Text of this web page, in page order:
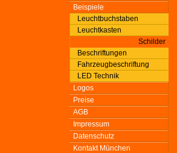
Beispiele
Leuchtbuchstaben
Leuchtkasten
Schilder
Beschriftungen
Fahrzeugbeschriftung
LED Technik
Logos
Preise
AGB
Impressum
Datenschutz
Kontakt München